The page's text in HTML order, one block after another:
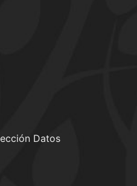
Datos